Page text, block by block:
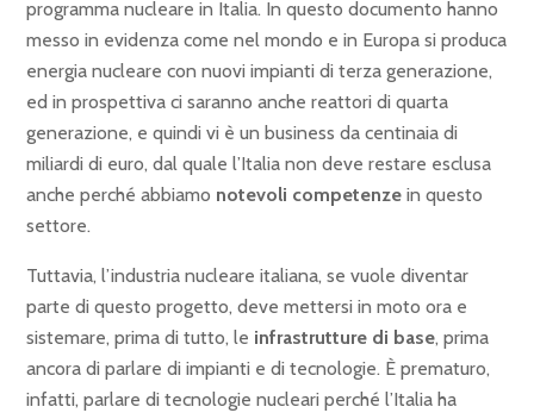
programma nucleare in Italia. In questo documento hanno
messo in evidenza come nel mondo e in Europa si produca
energia nucleare con nuovi impianti di terza generazione,
ed in prospettiva ci saranno anche reattori di quarta
generazione, e quindi vi è un business da centinaia di
miliardi di euro, dal quale l’Italia non deve restare esclusa
anche perché abbiamo notevoli competenze in questo
settore.
Tuttavia, l’industria nucleare italiana, se vuole diventar
parte di questo progetto, deve mettersi in moto ora e
sistemare, prima di tutto, le infrastrutture di base, prima
ancora di parlare di impianti e di tecnologie. È prematuro,
infatti, parlare di tecnologie nucleari perché l’Italia ha